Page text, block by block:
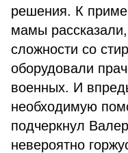
решения. К
мамы
сложности со
оборудовали
военных. И
необходимую
подчеркнул
невероятно